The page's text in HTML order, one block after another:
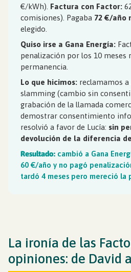
€/kWh). Factura con Factor:
comisiones). Pagaba 72 €/año
elegido.
Quiso irse a Gana Energía:
penalización por los 10 meses
permanencia.
Lo que hicimos: reclamamos a
slamming (cambio sin
grabación de la llamada
demostrar consentimiento
resolvió a favor de Lucía: sin
devolución de la diferencia
Resultado: cambió a Gana
60 €/año y no pagó
tardó 4 meses pero mereció la
La ironía de las
opiniones: de David